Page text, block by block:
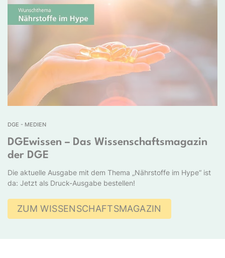
DGE - MEDIEN
DGEwissen – Das Wissenschaftsmagazin
der DGE
Die aktuelle Ausgabe mit dem Thema „Nährstoffe im Hype“ ist
da: Jetzt als Druck-Ausgabe bestellen!
ZUM WISSENSCHAFTSMAGAZIN